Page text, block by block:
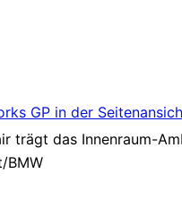
trägt das Innenraum-
BMW